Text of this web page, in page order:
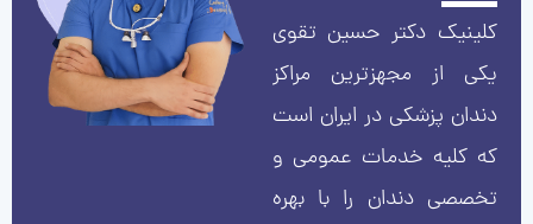
کلینیک دکتر حسین تقوی
یکی از مجهزترین مراکز
دندان پزشکی در ایران است
که کلیه خدمات عمومی و
تخصصی دندان را با بهره